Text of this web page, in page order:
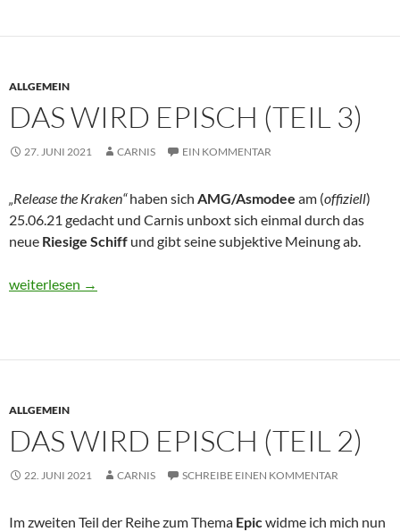
ALLGEMEIN
DAS WIRD EPISCH (TEIL 3)
27. JUNI 2021 CARNIS EIN KOMMENTAR
„Release the Kraken“haben sich AMG/Asmodee am (offiziell)
25.06.21 gedacht und Carnis unboxt sich einmal durch das
neue Riesige Schiff und gibt seine subjektive Meinung ab.
Das wird EPISCH (Teil 3)
weiterlesen →
ALLGEMEIN
DAS WIRD EPISCH (TEIL 2)
22. JUNI 2021 CARNIS SCHREIBE EINEN KOMMENTAR
Im zweiten Teil der Reihe zum Thema Epicwidme ich mich nun